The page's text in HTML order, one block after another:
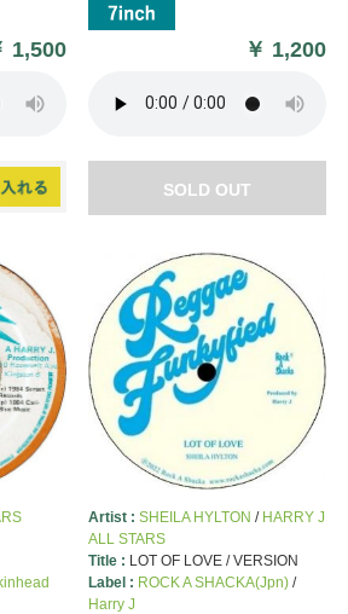
1,500 ￥ 1,200
SOLD OUT
Artist : SHEILA HYLTON / HARRY J
ALL STARS
Title : LOT OF LOVE / VERSION
Label : ROCK A SHACKA(Jpn)/
Harry J